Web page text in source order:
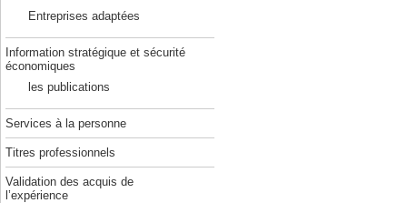
Entreprises adaptées
Information stratégique et sécurité
économiques
les publications
Services à la personne
Titres professionnels
Validation des acquis de
l’expérience